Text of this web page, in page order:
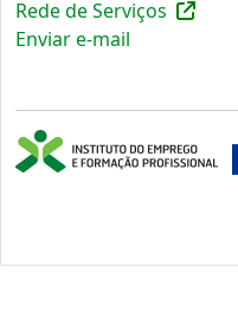
Rede de Serviços
Enviar e-mail